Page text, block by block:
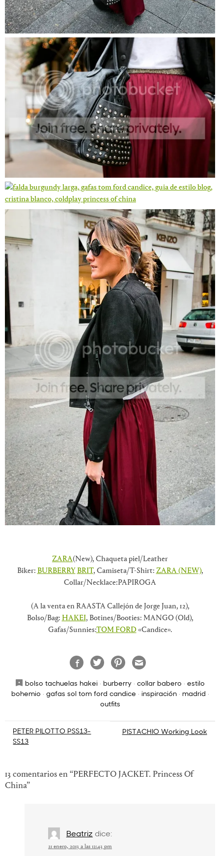
ZARA(New), Chaqueta piel/Leather
Biker: BURBERRY BRIT, Camiseta/T-Shirt: ZARA (NEW),
Collar/Necklace:PAPIROGA
(A la venta en RAASTA Callejón de Jorge Juan, 12),
Bolso/Bag: HAKEI, Botines/Booties: MANGO (Old),
Gafas/Sunnies:TOM FORD«Candice».
bolso tachuelas hakei · burberry · collar babero · estilo
bohemio · gafas sol tom ford candice · inspiración· madrid ·
outfits
Navegación
de
PETER PILOTTO PSS13-
SS13
PISTACHIO Working Look
13 comentarios en “PERFECTO JACKET. Princess Of
China”
Beatriz dice:
21 enero, 2013 a las 12:43 pm